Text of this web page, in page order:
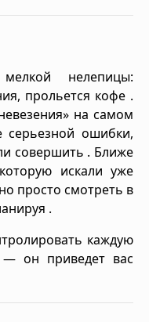
нелепицы:
прольется кофе .
на самом
серьезной ошибки,
совершить . Ближе
искали уже
просто смотреть в
.
каждую
— он приведет вас